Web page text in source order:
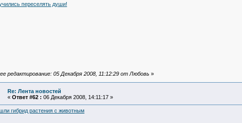
переселять души!
редактирование: 05 Декабря 2008, 11:12:29 от Любовь »
Re: Лента новостей
« Ответ #62 : 06 Декабря 2008, 14:11:17 »
гибрид растения с животным